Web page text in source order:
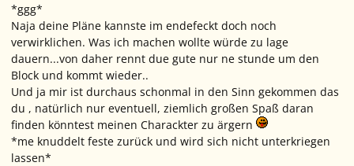
*ggg*
Naja deine Pläne kannste im endefeckt doch noch
verwirklichen. Was ich machen wollte würde zu lage
dauern...von daher rennt due gute nur ne stunde um den
Block und kommt wieder..
Und ja mir ist durchaus schonmal in den Sinn gekommen das
du , natürlich nur eventuell, ziemlich großen Spaß daran
finden könntest meinen Charackter zu ärgern
*me knuddelt feste zurück und wird sich nicht unterkriegen
lassen*